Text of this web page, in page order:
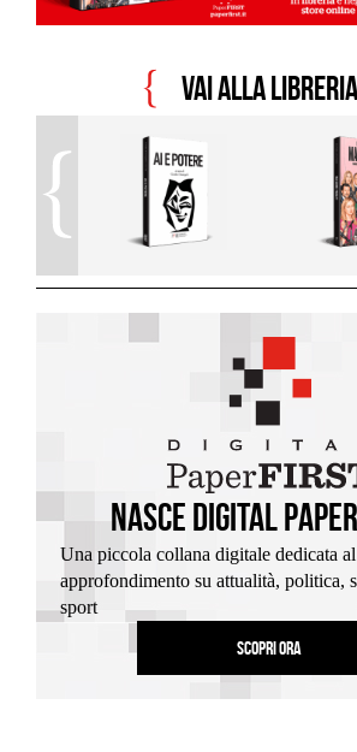
Vai alla libreria
nasce digital
Una piccola collana digitale dedicata
approfondimento su attualità, politica,
sport
SCOPRI ORA